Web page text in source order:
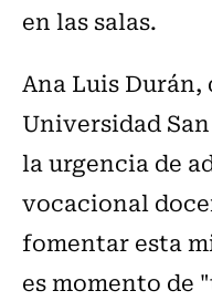
en las salas.
Ana Luis Durán,
Universidad
la urgencia de
vocacional
fomentar esta
es momento de